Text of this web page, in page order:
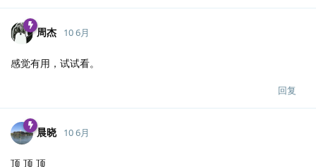
周杰 10 6月
感觉有用，试试看。
回复
晨晓 10 6月
顶 顶 顶